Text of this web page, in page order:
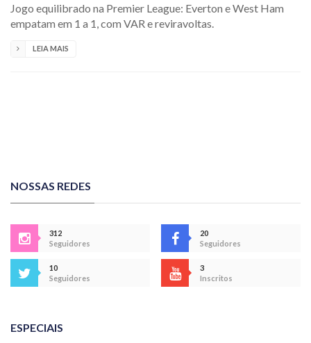
Jogo equilibrado na Premier League: Everton e West Ham
empatam em 1 a 1, com VAR e reviravoltas.
LEIA MAIS
NOSSAS REDES
312
Seguidores
20
Seguidores
10
Seguidores
3
Inscritos
ESPECIAIS